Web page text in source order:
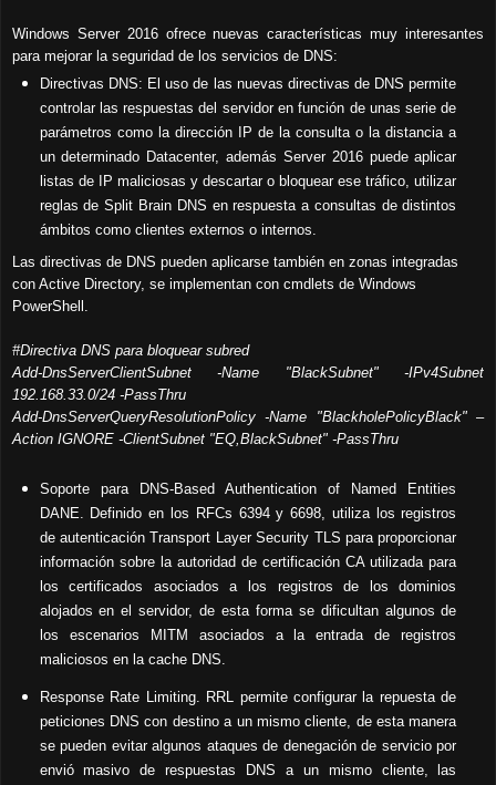
Windows Server 2016 ofrece nuevas características muy interesantes
para mejorar la seguridad de los servicios de DNS:
Directivas DNS: El uso de las nuevas directivas de DNS permite
controlar las respuestas del servidor en función de unas serie de
parámetros como la dirección IP de la consulta o la distancia a
un determinado Datacenter, además Server 2016 puede aplicar
listas de IP maliciosas y descartar o bloquear ese tráfico, utilizar
reglas de Split Brain DNS en respuesta a consultas de distintos
ámbitos como clientes externos o internos.
Las directivas de DNS pueden aplicarse también en zonas integradas
con Active Directory, se implementan con cmdlets de Windows
PowerShell.
#Directiva DNS para bloquear subred
Add-DnsServerClientSubnet -Name "BlackSubnet" -IPv4Subnet
192.168.33.0/24 -PassThru
Add-DnsServerQueryResolutionPolicy -Name "BlackholePolicyBlack" –
Action IGNORE -ClientSubnet "EQ,BlackSubnet" -PassThru
Soporte para DNS-Based Authentication of Named Entities
DANE. Definido en los RFCs 6394 y 6698, utiliza los registros
de autenticación Transport Layer Security TLS para proporcionar
información sobre la autoridad de certificación CA utilizada para
los certificados asociados a los registros de los dominios
alojados en el servidor, de esta forma se dificultan algunos de
los escenarios MITM asociados a la entrada de registros
maliciosos en la cache DNS.
Response Rate Limiting. RRL permite configurar la repuesta de
peticiones DNS con destino a un mismo cliente, de esta manera
se pueden evitar algunos ataques de denegación de servicio por
envió masivo de respuestas DNS a un mismo cliente, las